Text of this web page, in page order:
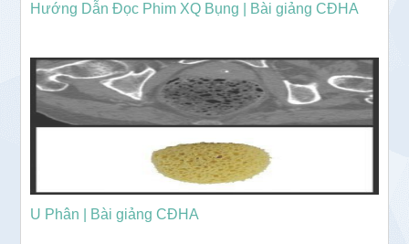
Hướng Dẫn Đọc Phim XQ Bụng | Bài giảng CĐHA
U Phân | Bài giảng CĐHA